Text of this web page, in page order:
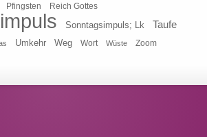
Pfingsten Reich Gottes
Sonntagsimpuls; Lk Taufe
Umkehr Weg Wort Wüste Zoom